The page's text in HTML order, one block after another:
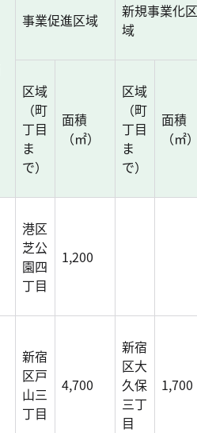
事業促進区域
新規事業化
域
区域
（町
丁目
ま
で）
面積
（㎡）
区域
（町
丁目
ま
で）
面積
（㎡
港区
芝公
園四
丁目
1,200
新宿
区戸
山三
丁目
4,700
新宿
区大
久保
三丁
目
1,700